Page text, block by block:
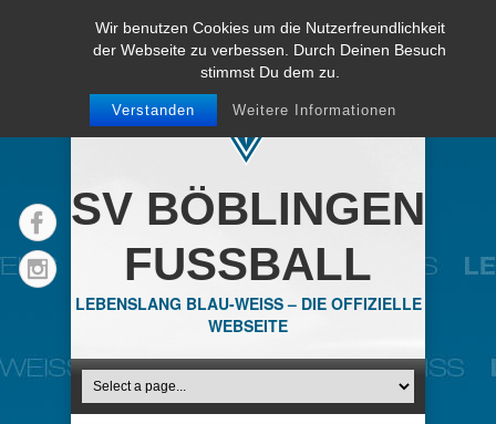
Wir benutzen Cookies um die Nutzerfreundlichkeit
der Webseite zu verbessen. Durch Deinen Besuch
stimmst Du dem zu.
Verstanden Weitere Informationen
SV BÖBLINGEN
FUSSBALL
LEBENSLANG BLAU-WEISS – DIE OFFIZIELLE
WEBSEITE